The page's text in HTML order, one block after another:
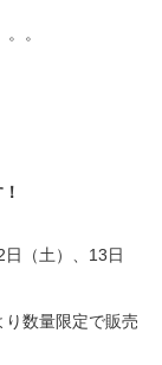
。
（土）、13日
数量限定で販売